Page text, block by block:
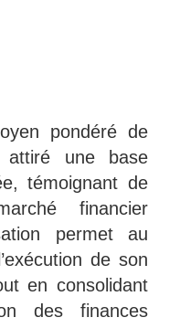
pondéré de
attiré une base
témoignant de
financier
permet au
de son
en consolidant
des finances